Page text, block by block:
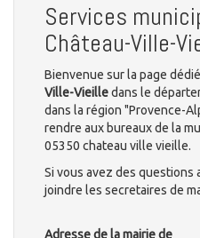
Services
Château-Ville-
Bienvenue sur la page
Ville-Vieilledans le
dans la région "Provence-
rendre aux bureaux de la
05350 chateau ville vieille.
Si vous avez des questions
joindre les secretaires de
Adresse de la mairie de